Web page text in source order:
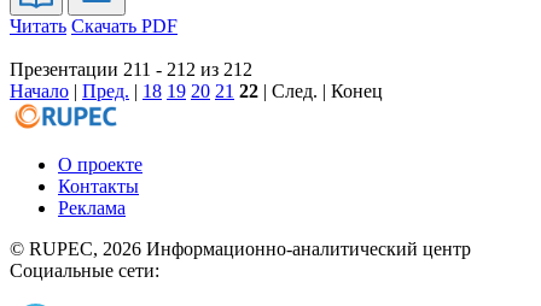
Читать Скачать PDF
Презентации 211 - 212 из 212
Начало | Пред. | 18 19 20 21 22 | След. | Конец
О проекте
Контакты
Реклама
© RUPEC, 2026 Информационно-аналитический центр
Социальные сети: